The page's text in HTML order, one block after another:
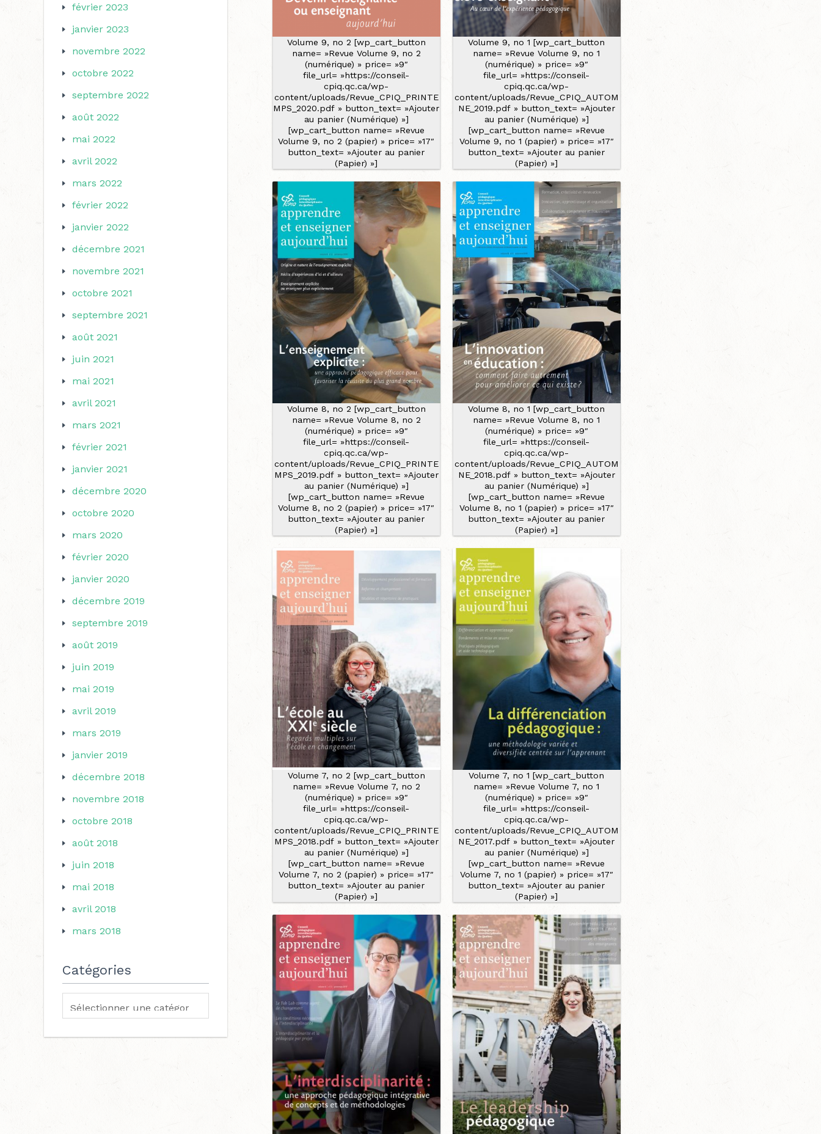
février 2023
janvier 2023
novembre 2022
octobre 2022
septembre 2022
août 2022
mai 2022
avril 2022
mars 2022
février 2022
janvier 2022
décembre 2021
novembre 2021
octobre 2021
septembre 2021
août 2021
juin 2021
mai 2021
avril 2021
mars 2021
février 2021
janvier 2021
décembre 2020
octobre 2020
mars 2020
février 2020
janvier 2020
décembre 2019
septembre 2019
août 2019
juin 2019
mai 2019
avril 2019
mars 2019
janvier 2019
décembre 2018
novembre 2018
octobre 2018
août 2018
juin 2018
mai 2018
avril 2018
mars 2018
Catégories
Volume 9, no 2 [wp_cart_button
name= »Revue Volume 9, no 2
(numérique) » price= »9″
file_url= »https://conseil-
cpiq.qc.ca/wp-
content/uploads/Revue_CPIQ_PRINTE
MPS_2020.pdf » button_text= »Ajouter
au panier (Numérique) »]
[wp_cart_button name= »Revue
Volume 9, no 2 (papier) » price= »17″
button_text= »Ajouter au panier
(Papier) »]
Volume 9, no 1 [wp_cart_button
name= »Revue Volume 9, no 1
(numérique) » price= »9″
file_url= »https://conseil-
cpiq.qc.ca/wp-
content/uploads/Revue_CPIQ_AUTOM
NE_2019.pdf » button_text= »Ajouter
au panier (Numérique) »]
[wp_cart_button name= »Revue
Volume 9, no 1 (papier) » price= »17″
button_text= »Ajouter au panier
(Papier) »]
Volume 8, no 2 [wp_cart_button
name= »Revue Volume 8, no 2
(numérique) » price= »9″
file_url= »https://conseil-
cpiq.qc.ca/wp-
content/uploads/Revue_CPIQ_PRINTE
MPS_2019.pdf » button_text= »Ajouter
au panier (Numérique) »]
[wp_cart_button name= »Revue
Volume 8, no 2 (papier) » price= »17″
button_text= »Ajouter au panier
(Papier) »]
Volume 8, no 1 [wp_cart_button
name= »Revue Volume 8, no 1
(numérique) » price= »9″
file_url= »https://conseil-
cpiq.qc.ca/wp-
content/uploads/Revue_CPIQ_AUTOM
NE_2018.pdf » button_text= »Ajouter
au panier (Numérique) »]
[wp_cart_button name= »Revue
Volume 8, no 1 (papier) » price= »17″
button_text= »Ajouter au panier
(Papier) »]
Volume 7, no 2 [wp_cart_button
name= »Revue Volume 7, no 2
(numérique) » price= »9″
file_url= »https://conseil-
cpiq.qc.ca/wp-
content/uploads/Revue_CPIQ_PRINTE
MPS_2018.pdf » button_text= »Ajouter
au panier (Numérique) »]
[wp_cart_button name= »Revue
Volume 7, no 2 (papier) » price= »17″
button_text= »Ajouter au panier
(Papier) »]
Volume 7, no 1 [wp_cart_button
name= »Revue Volume 7, no 1
(numérique) » price= »9″
file_url= »https://conseil-
cpiq.qc.ca/wp-
content/uploads/Revue_CPIQ_AUTOM
NE_2017.pdf » button_text= »Ajouter
au panier (Numérique) »]
[wp_cart_button name= »Revue
Volume 7, no 1 (papier) » price= »17″
button_text= »Ajouter au panier
(Papier) »]